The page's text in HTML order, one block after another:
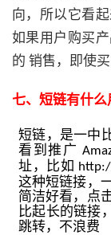
向，所以它看
如果用户购买
的 销售，即使
七、 短链有什么
短链，是一中
看到推广
址，比如
这种短链接，
简洁好看，点
比起长的链接
跳转，不浪费